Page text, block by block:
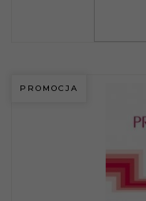
PROMOCJA